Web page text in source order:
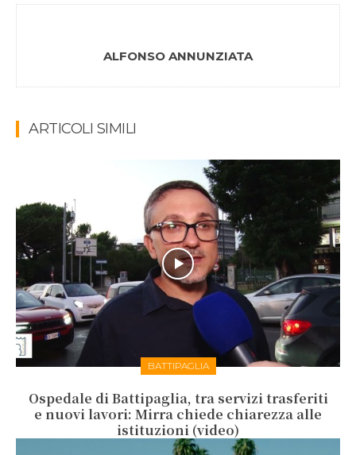
ALFONSO ANNUNZIATA
ARTICOLI SIMILI
BATTIPAGLIA
Ospedale di Battipaglia, tra servizi trasferiti
e nuovi lavori: Mirra chiede chiarezza alle
istituzioni (video)